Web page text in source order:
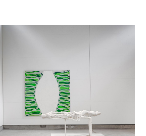
Stiftung
Vermietung
Unterstützung